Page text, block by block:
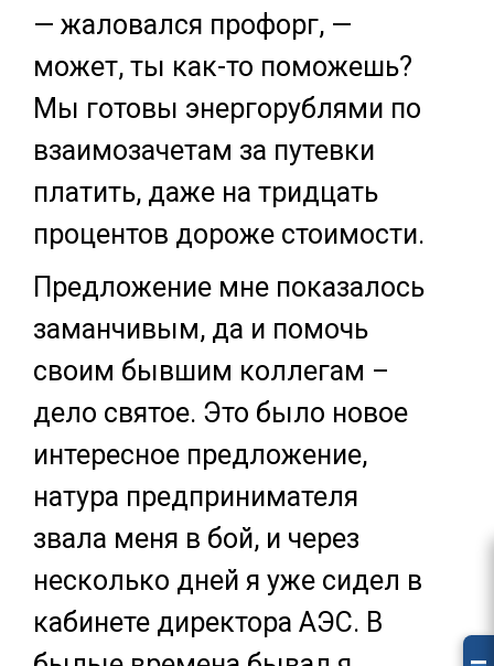
— жаловался профорг, —
может, ты как-то поможешь?
Мы готовы энергорублями по
взаимозачетам за путевки
платить, даже на тридцать
процентов дороже стоимости.
Предложение мне показалось
заманчивым, да и помочь
своим бывшим коллегам –
дело святое. Это было новое
интересное предложение,
натура предпринимателя
звала меня в бой, и через
несколько дней я уже сидел в
кабинете директора АЭС. В